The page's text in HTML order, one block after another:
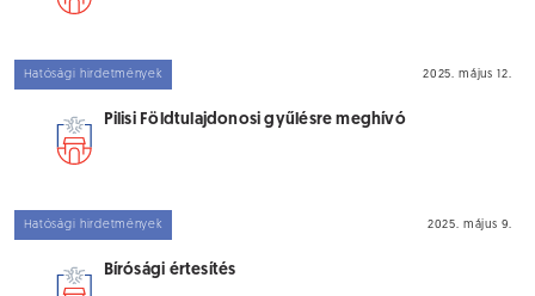
Hatósági hirdetmények 2025. május 12.
Pilisi Földtulajdonosi gyűlésre meghívó
Hatósági hirdetmények 2025. május 9.
Bírósági értesítés